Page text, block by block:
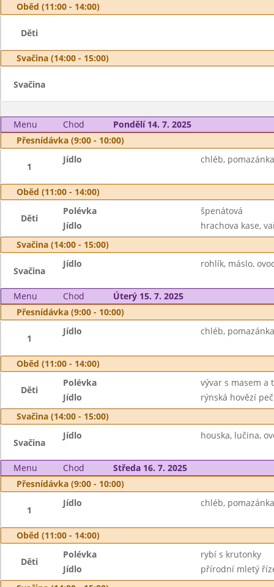
Oběd (11:00 - 14:00)
Děti
Svačina (14:00 - 15:00)
Svačina
Menu Chod
Pondělí 14. 7. 2025
Přesnídávka (9:00 - 10:00)
1
Jídlo chléb,
Oběd (11:00 - 14:00)
Děti
Polévka
špenátová
Jídlo
hrachova kase,
Svačina (14:00 - 15:00)
Svačina
Jídlo rohlík, máslo,
Menu Chod
Úterý 15. 7. 2025
Přesnídávka (9:00 - 10:00)
1
Jídlo chléb,
Oběd (11:00 - 14:00)
Děti
Polévka
vývar s masem a
Jídlo
rýnská hovězí
Svačina (14:00 - 15:00)
Svačina
Jídlo houska, lučina,
Menu Chod
Středa 16. 7. 2025
Přesnídávka (9:00 - 10:00)
1
Jídlo chléb,
Oběd (11:00 - 14:00)
Děti
Polévka
rybí s krutonky
Jídlo
přírodní mletý